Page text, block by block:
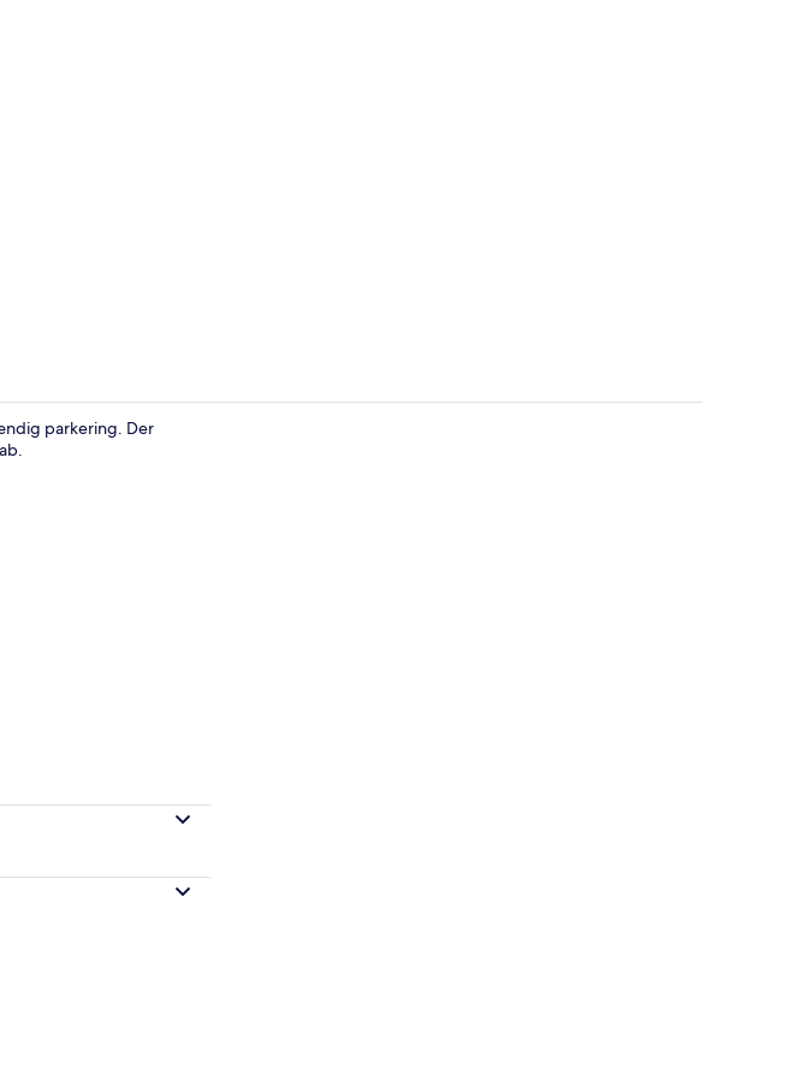
parkering. Der